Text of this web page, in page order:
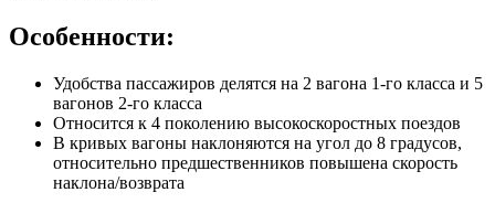
Особенности:
Удобства пассажиров делятся на 2 вагона 1-го класса и 5
вагонов 2-го класса
Относится к 4 поколению высокоскоростных поездов
В кривых вагоны наклоняются на угол до 8 градусов,
относительно предшественников повышена скорость
наклона/возврата